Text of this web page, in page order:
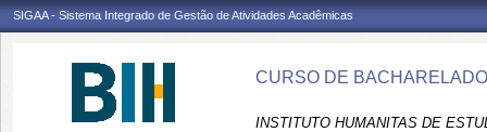
SIGAA - Sistema Integrado de Gestão de Atividades Acadêmicas
CURSO DE
INSTITUTO HUMANITAS DE